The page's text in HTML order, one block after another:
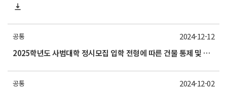
공통
2025학년도 사범대학 정시모집 입학 전형에 따른 건물 통제 및 휴강 안내
2024-12-12
공통 2024-12-02